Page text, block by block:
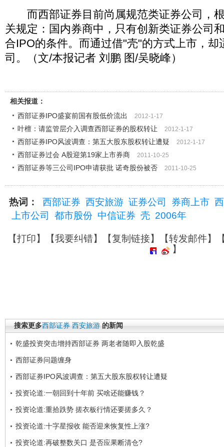
而西部证券目前尚属规范类证券公司，
关规定：国内券商中，只有创新类证券公司
合IPO的条件。而通过借"壳"的方式上市，却
司。（文/本报记者 刘鹏 图/吴晓峰）
相关报道：
西部证券IPO盛宴前国有股低价流出
2012-1-17
叶檀：请监管层介入调查西部证券的股权转让 2012-1-17
西部证券IPO风波调查：第五大股东股权转让遭疑 2012-1-17
西部证券过会 A股迎第19家上市券商 2011-10-25
西部证券等三公司IPO申请获批 诺奇股份被否 2011-10-25
热词： 西部证券 西安旅游 证券公司 券商上市
上市公司
都市股份 中信证券 壳 2006年
【打印】【我要纠错】【复制链接】【转发邮件】
】
搜索更多西部证券 西安旅游 的新闻
乾盛投资突击增持西部证券 两老者随即入股乾盛
西部证券问题缠身
西部证券IPO风波调查：第五大股东股权转让遭疑
投资论道:一朝回到十年前 买啥还能赚钱？
投资论道:重拾跌势 搓衣板行情还要搓多久？
投资论道:十字星报收 能否迎来恢复性上涨?
投资论道:再破整数关口 是否应果断清仓?